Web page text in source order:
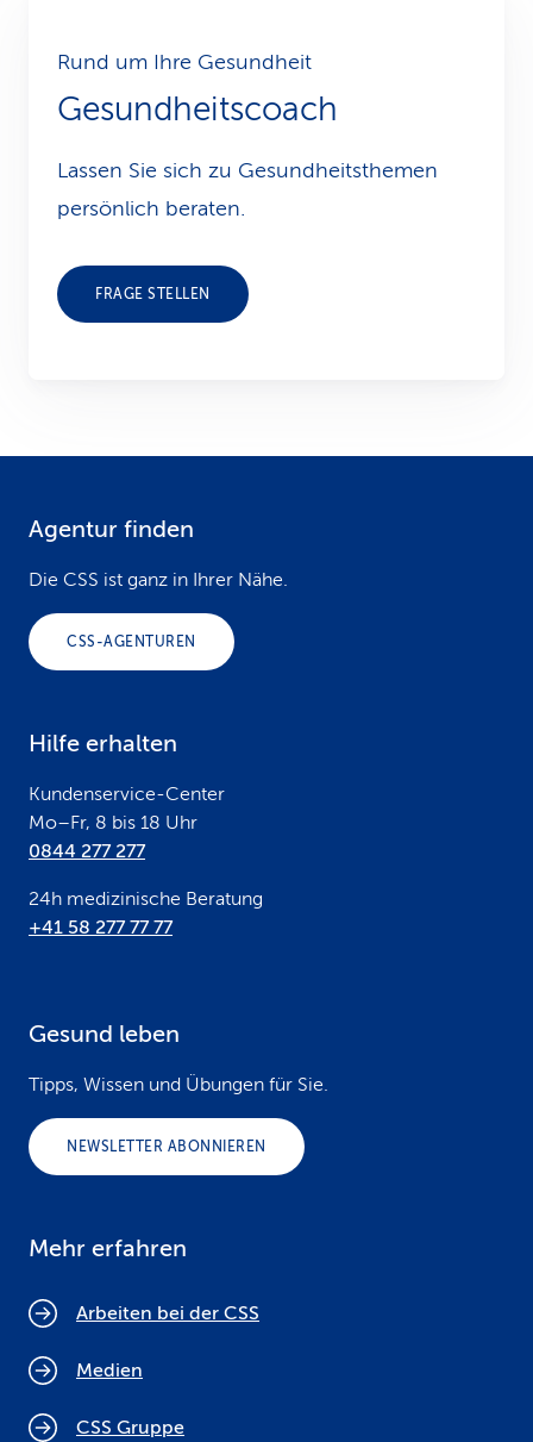
Rund um Ihre Gesundheit
Gesundheitscoach
Lassen Sie sich zu Gesundheits­themen
persönlich beraten.
FRAGE STELLEN
Agentur finden
Die CSS ist ganz in Ihrer Nähe.
CSS-AGENTUREN
Hilfe erhalten
Kundenservice-Center
Mo–Fr, 8 bis 18 Uhr
0844 277 277
24h medizinische Beratung
+41 58 277 77 77
Gesund leben
Tipps, Wissen und Übungen für Sie.
NEWSLETTER ABONNIEREN
Mehr erfahren
Arbeiten bei der CSS
Medien
CSS Gruppe